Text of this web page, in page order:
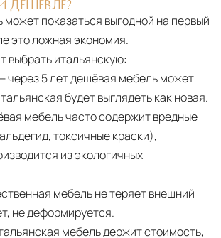
ДЕШЕВЛЕ?
показаться выгодной на первый
это ложная экономия.
выбрать итальянскую:
через 5 лет дешёвая мебель может
будет выглядеть как новая.
мебель часто содержит вредные
токсичные краски),
из экологичных
мебель не теряет внешний
не деформируется.
мебель держит стоимость,